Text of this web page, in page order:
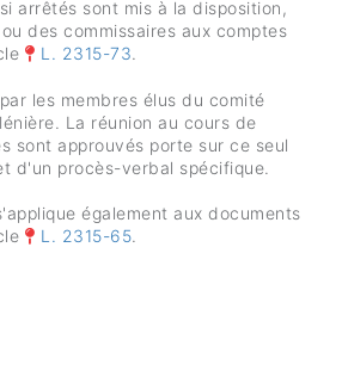
arrêtés sont mis à la disposition,
des commissaires aux comptes
L. 2315-73.
les membres élus du comité
La réunion au cours de
sont approuvés porte sur ce seul
d'un procès-verbal spécifique.
également aux documents
L. 2315-65.